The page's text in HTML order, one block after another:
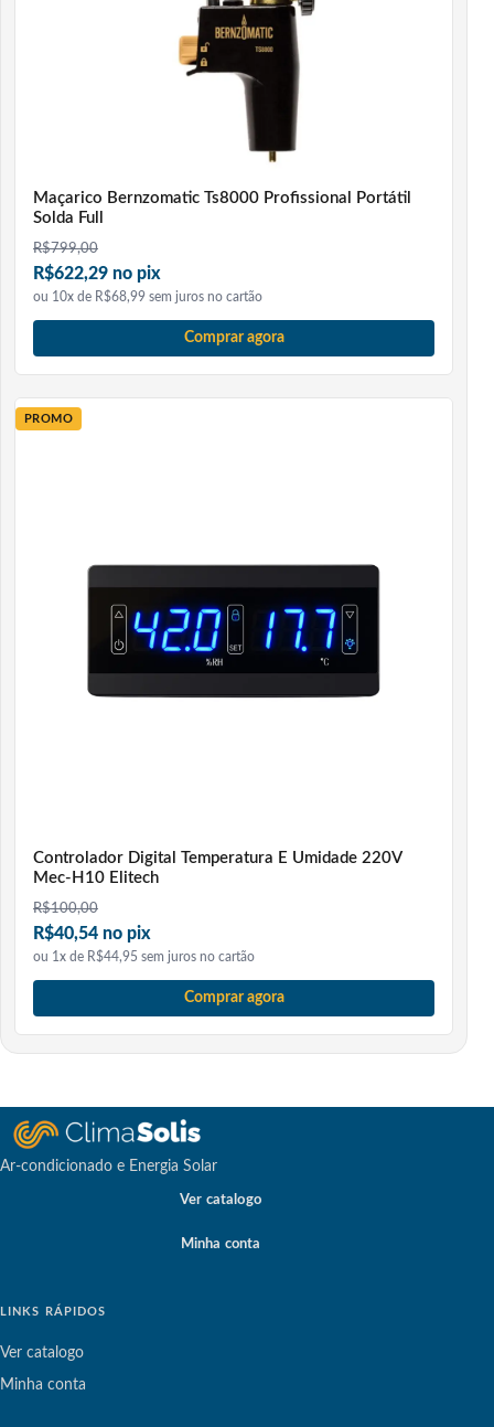
Maçarico Bernzomatic Ts8000 Profissional Portátil
Solda Full
R$799,00
R$622,29 no pix
ou 10x de R$68,99 sem juros no cartão
Comprar agora
PROMO
Controlador Digital Temperatura E Umidade 220V
Mec-H10 Elitech
R$100,00
R$40,54 no pix
ou 1x de R$44,95 sem juros no cartão
Comprar agora
Ar-condicionado e Energia Solar
Ver catalogo
Minha conta
LINKS RÁPIDOS
Ver catalogo
Minha conta